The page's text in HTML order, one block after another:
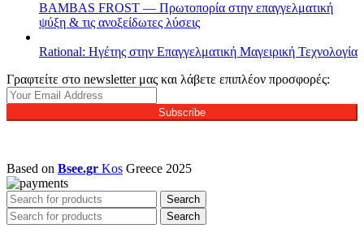
BAMBAS FROST — Πρωτοπορία στην επαγγελματική
ψύξη & τις ανοξείδωτες λύσεις
Rational: Ηγέτης στην Επαγγελματική Μαγειρική Τεχνολογία
Γραφτείτε στο newsletter μας και λάβετε επιπλέον προσφορές:
Subscribe
Based on Bsee.gr Kos Greece 2025
Search
Search